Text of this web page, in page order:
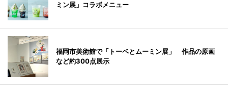
ミン展」コラボメニュー
福岡市美術館で「トーベとムーミン展」 作品の原画
など約300点展示